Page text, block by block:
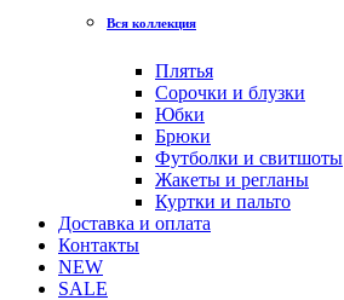
Вся коллекция
Плятья
Сорочки и блузки
Юбки
Брюки
Футболки и свитшоты
Жакеты и регланы
Куртки и пальто
Доставка и оплата
Контакты
NEW
SALE